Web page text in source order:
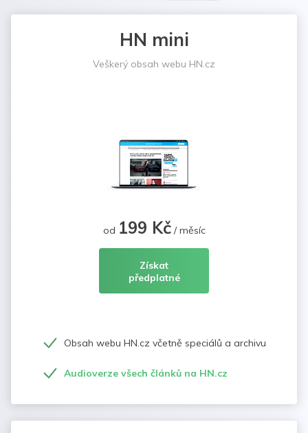
HN mini
Veškerý obsah webu HN.cz
od 199 Kč/ měsíc
Získat
předplatné
Obsah webu HN.cz včetně speciálů a archivu
Audioverze všech článků na HN.cz